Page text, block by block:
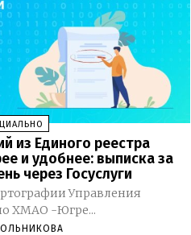
из Единого реестра
и удобнее: выписка за
через Госуслуги
Управления
ХМАО -Югре...